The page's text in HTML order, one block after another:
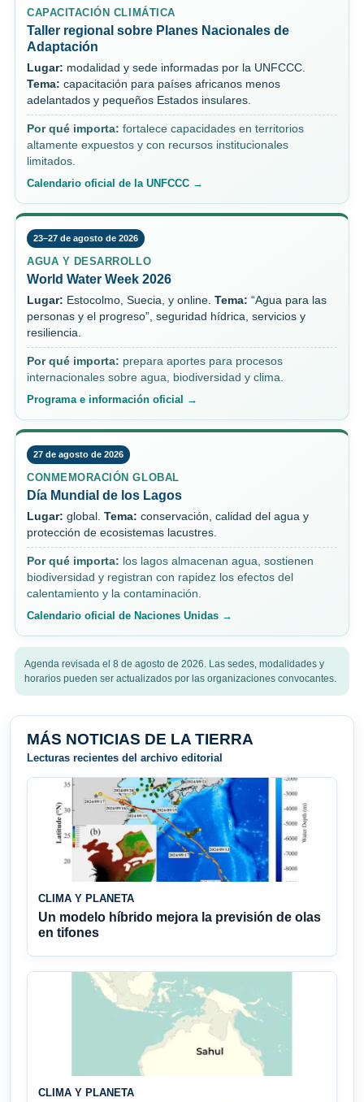
CAPACITACIÓN CLIMÁTICA
Taller regional sobre Planes Nacionales de
Adaptación
Lugar: modalidad y sede informadas por la UNFCCC.
Tema: capacitación para países africanos menos
adelantados y pequeños Estados insulares.
Por qué importa: fortalece capacidades en territorios
altamente expuestos y con recursos institucionales
limitados.
Calendario oficial de la UNFCCC →
23–27 de agosto de 2026
AGUA Y DESARROLLO
World Water Week 2026
Lugar: Estocolmo, Suecia, y online. Tema: “Agua para las
personas y el progreso”, seguridad hídrica, servicios y
resiliencia.
Por qué importa: prepara aportes para procesos
internacionales sobre agua, biodiversidad y clima.
Programa e información oficial →
27 de agosto de 2026
CONMEMORACIÓN GLOBAL
Día Mundial de los Lagos
Lugar: global. Tema: conservación, calidad del agua y
protección de ecosistemas lacustres.
Por qué importa: los lagos almacenan agua, sostienen
biodiversidad y registran con rapidez los efectos del
calentamiento y la contaminación.
Calendario oficial de Naciones Unidas →
Agenda revisada el 8 de agosto de 2026. Las sedes, modalidades y
horarios pueden ser actualizados por las organizaciones convocantes.
MÁS NOTICIAS DE LA TIERRA
Lecturas recientes del archivo editorial
CLIMA Y PLANETA
Un modelo híbrido mejora la previsión de olas
en tifones
CLIMA Y PLANETA